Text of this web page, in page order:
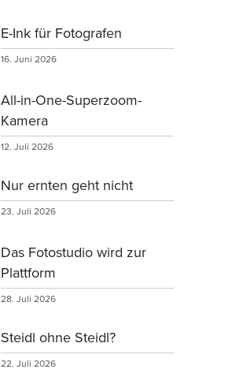
E-Ink für Fotografen
16. Juni 2026
All-in-One-Superzoom-
Kamera
12. Juli 2026
Nur ernten geht nicht
23. Juli 2026
Das Fotostudio wird zur
Plattform
28. Juli 2026
Steidl ohne Steidl?
22. Juli 2026